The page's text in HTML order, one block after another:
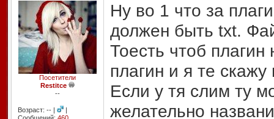
Посетители
Restitce
--
Возраст: -- |
|
Ну во 1 что за
должен быть txt.
Тоесть чтоб
плагин и я те
Если у тя слим ту
желательно